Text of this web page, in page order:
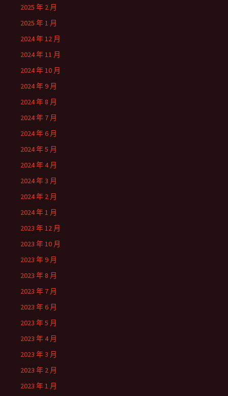
2025 年 2 月
2025 年 1 月
2024 年 12 月
2024 年 11 月
2024 年 10 月
2024 年 9 月
2024 年 8 月
2024 年 7 月
2024 年 6 月
2024 年 5 月
2024 年 4 月
2024 年 3 月
2024 年 2 月
2024 年 1 月
2023 年 12 月
2023 年 10 月
2023 年 9 月
2023 年 8 月
2023 年 7 月
2023 年 6 月
2023 年 5 月
2023 年 4 月
2023 年 3 月
2023 年 2 月
2023 年 1 月